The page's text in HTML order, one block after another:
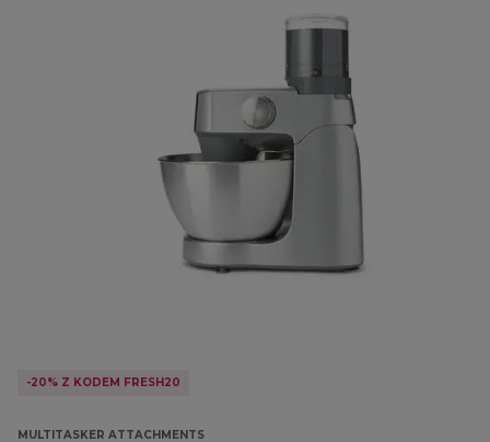
-20% Z KODEM FRESH20
MULTITASKER ATTACHMENTS